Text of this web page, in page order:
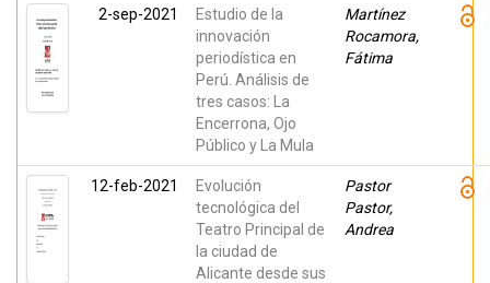
2-sep-2021
Estudio de la
innovación
periodística en
Perú. Análisis de
tres casos: La
Encerrona, Ojo
Público y La Mula
Martínez
Rocamora,
Fátima
12-feb-2021
Evolución
tecnológica del
Teatro Principal de
la ciudad de
Alicante desde sus
Pastor
Pastor,
Andrea